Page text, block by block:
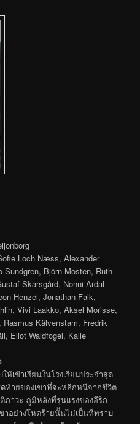
Loch Næss, Alexander
Sundgren, Björn Mosten, Ruth
Skarsgård, Nonni Ardal
Henzel, Jonathan Falk,
Vivi Laakko, Aksel Morisse,
Kälvenstam, Fredrik
Eliot Waldfogel, Kalle
เข้าเรียนในโรงเรียนประจำสุด
ท้ายของเขาที่จะหลีกหนีจากชีวิต
ภาวะ ภูมิหลังที่รุนแรงของอีริก
อย่างโหดร้ายนั้นไม่เป็นที่ทราบ